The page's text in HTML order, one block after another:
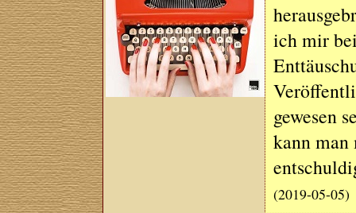
ich mir
gewesen
kann
(2019-05-05)